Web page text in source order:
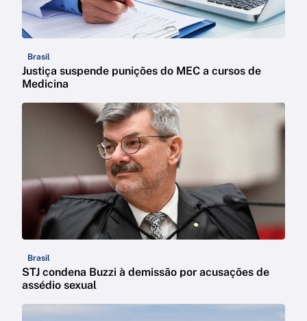
Brasil
Justiça suspende punições do MEC a cursos de
Medicina
Brasil
STJ condena Buzzi à demissão por acusações de
assédio sexual